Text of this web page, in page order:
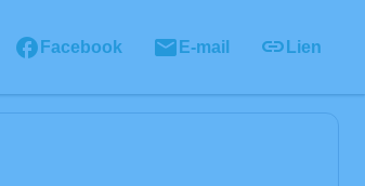
Facebook E-mail Lien